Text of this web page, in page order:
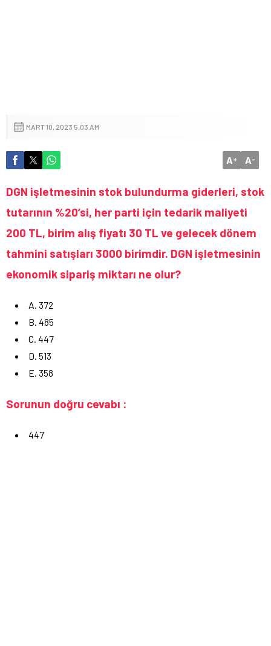
MART 10, 2023 5:03 AM
A+ A-
DGN işletmesinin stok bulundurma giderleri, stok
tutarının %20’si, her parti için tedarik maliyeti
200 TL, birim alış fiyatı 30 TL ve gelecek dönem
tahmini satışları 3000 birimdir. DGN işletmesinin
ekonomik sipariş miktarı ne olur?
A. 372
B. 485
C. 447
D. 513
E. 358
Sorunun doğru cevabı :
447